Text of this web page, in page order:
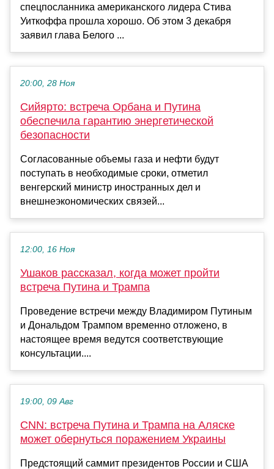
спецпосланника американского лидера Стива
Уиткоффа прошла хорошо. Об этом 3 декабря
заявил глава Белого ...
20:00, 28 Ноя
Сийярто: встреча Орбана и Путина
обеспечила гарантию энергетической
безопасности
Согласованные объемы газа и нефти будут
поступать в необходимые сроки, отметил
венгерский министр иностранных дел и
внешнеэкономических связей...
12:00, 16 Ноя
Ушаков рассказал, когда может пройти
встреча Путина и Трампа
Проведение встречи между Владимиром Путиным
и Дональдом Трампом временно отложено, в
настоящее время ведутся соответствующие
консультации....
19:00, 09 Авг
CNN: встреча Путина и Трампа на Аляске
может обернуться поражением Украины
Предстоящий саммит президентов России и США